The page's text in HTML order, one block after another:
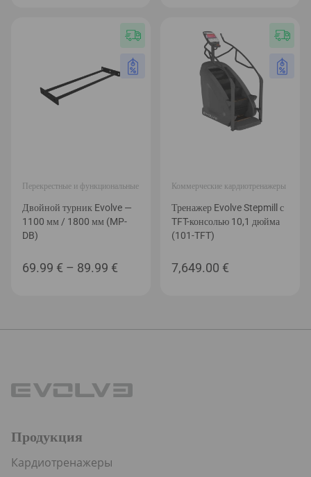
Перекрестные и функциональные
Двойной турник Evolve —
1100 мм / 1800 мм (MP-
DB)
69.99 € – 89.99 € Диапазон
Коммерческие кардиотренажеры
Тренажер Evolve Stepmill с
TFT-консолью 10,1 дюйма
(101-TFT)
7,649.00 €
Продукция
Кардиотренажеры